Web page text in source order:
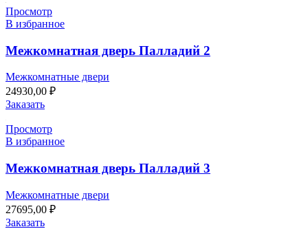
Просмотр
В избранное
Межкомнатная дверь Палладий 2
Межкомнатные двери
24930,00 ₽
Заказать
Просмотр
В избранное
Межкомнатная дверь Палладий 3
Межкомнатные двери
27695,00 ₽
Заказать